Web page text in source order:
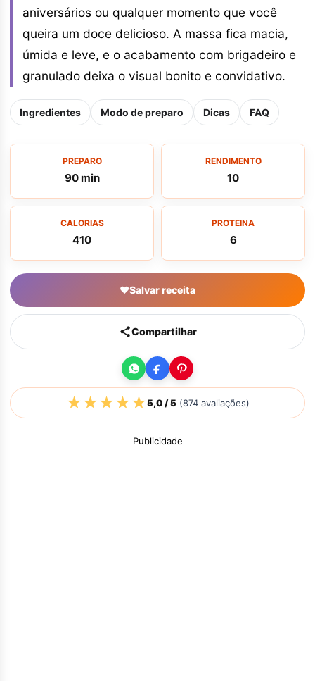
aniversários ou qualquer momento que você
queira um doce delicioso. A massa fica macia,
úmida e leve, e o acabamento com brigadeiro e
granulado deixa o visual bonito e convidativo.
Ingredientes Modo de preparo Dicas FAQ
PREPARO
90 min
RENDIMENTO
10
CALORIAS
410
PROTEINA
6
♥Salvar receita
Compartilhar
★★★★★5,0/ 5(874avaliações)
Publicidade